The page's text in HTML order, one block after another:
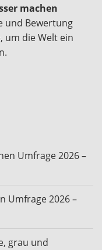
machen
und Bewertung
um die Welt ein
Umfrage 2026 –
Umfrage 2026 –
grau und